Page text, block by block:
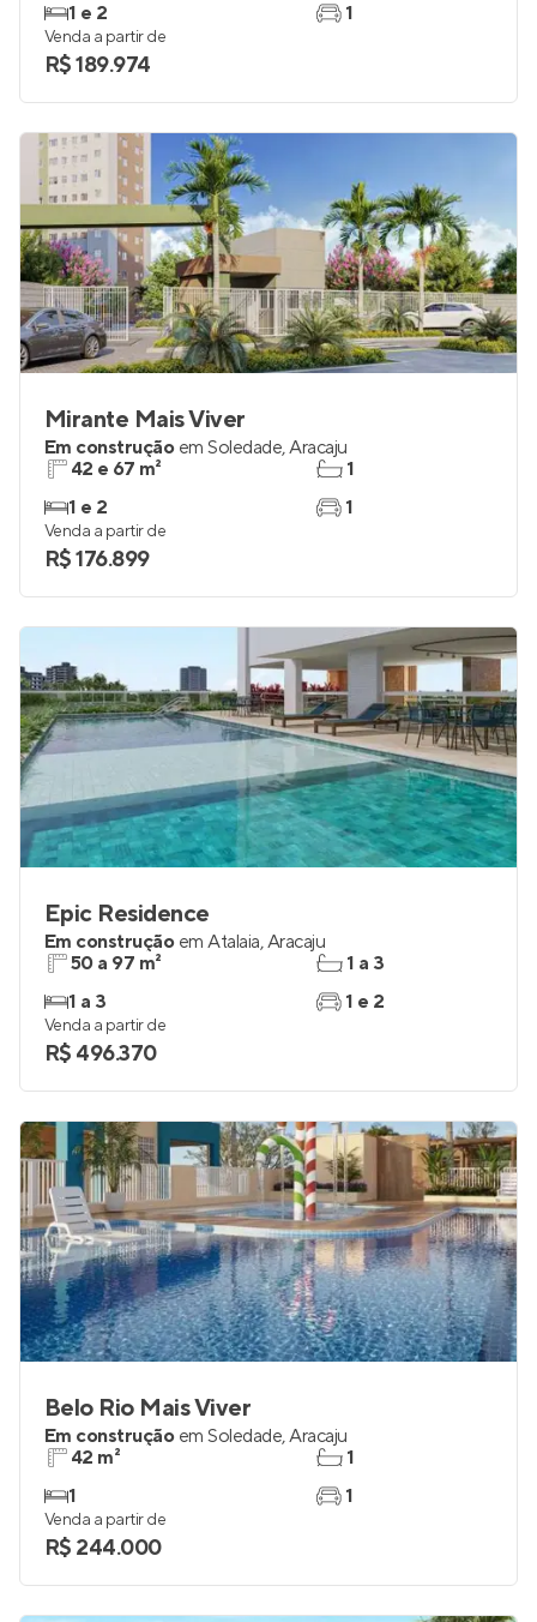
1 e 2
1
Venda a partir de
R$ 189.974
Mirante Mais Viver
Em construção em Soledade,Aracaju
42 e 67 m²
1 e 2
1
1
Venda a partir de
R$ 176.899
Epic Residence
Em construção em Atalaia,Aracaju
50 a 97 m²
1 a 3
1 a 3
1 e 2
Venda a partir de
R$ 496.370
Belo Rio Mais Viver
Em construção em Soledade,Aracaju
42 m²
1
1
1
Venda a partir de
R$ 244.000